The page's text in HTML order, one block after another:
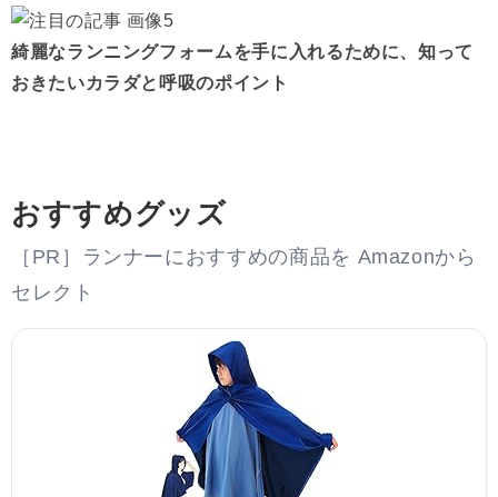
綺麗なランニングフォームを手に入れるために、知って
おきたいカラダと呼吸のポイント
おすすめグッズ
［PR］ランナーにおすすめの商品を Amazonから
セレクト